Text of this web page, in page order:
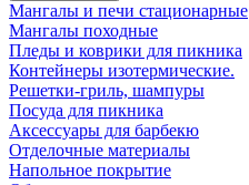
Мангалы и печи стационарные
Мангалы походные
Пледы и коврики для пикника
Контейнеры изотермические.
Решетки-гриль, шампуры
Посуда для пикника
Аксессуары для барбекю
Отделочные материалы
Напольное покрытие